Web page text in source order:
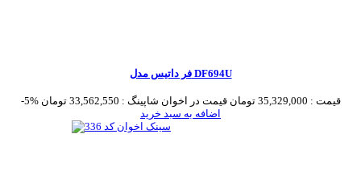
فر داتیس مدل DF694U
-5% قیمت : 35,329,000 تومان قیمت در اخوان شاپینگ : 33,562,550 تومان
اضافه به سبد خرید